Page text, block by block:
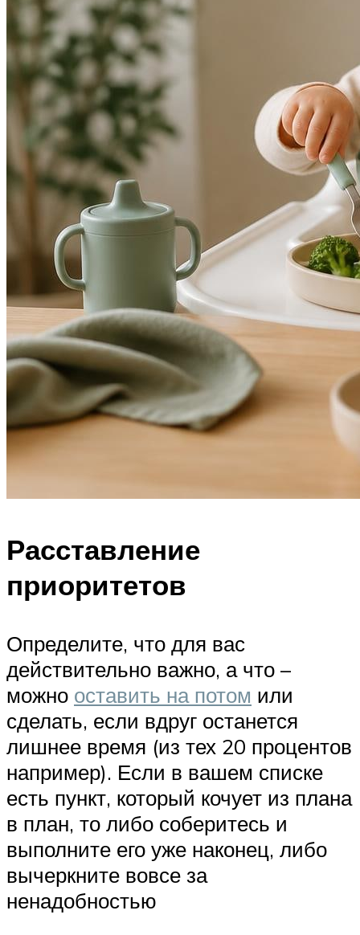
Расставление
приоритетов
Определите, что для вас
действительно важно, а что –
можно оставить на потом или
сделать, если вдруг останется
лишнее время (из тех 20 процентов
например). Если в вашем списке
есть пункт, который кочует из плана
в план, то либо соберитесь и
выполните его уже наконец, либо
вычеркните вовсе за
ненадобностью